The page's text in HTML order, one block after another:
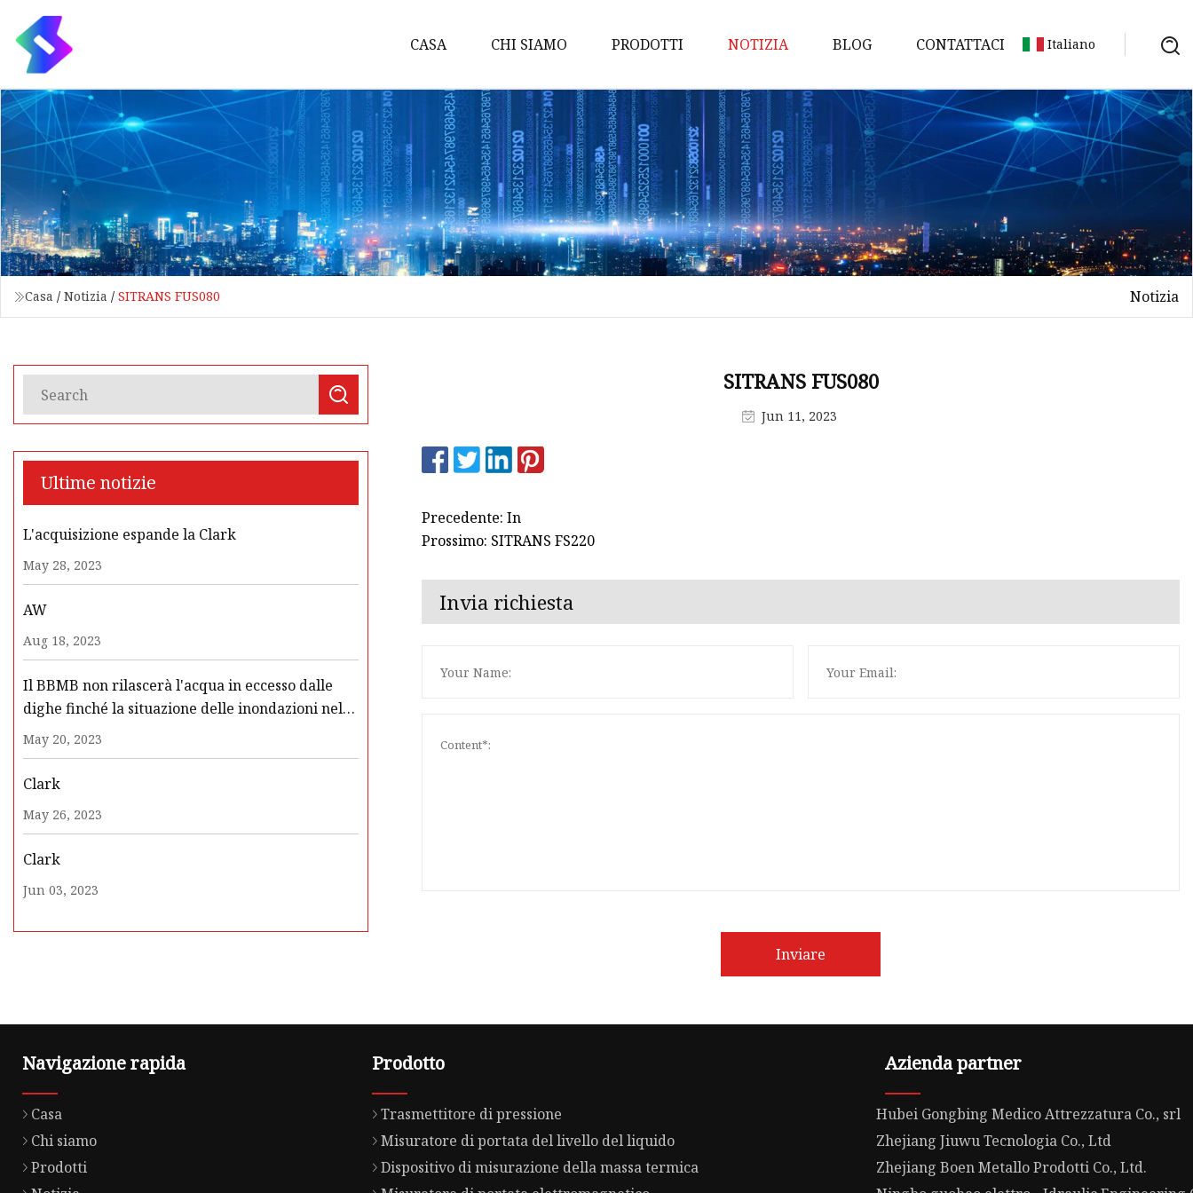
CASA CHI SIAMO PRODOTTI
Trasmettitore di pressione
Misuratore di portata del livello
del liquido
Dispositivo di misurazione della
massa termica
Misuratore di portata
elettromagnetico
Misuratore di portata
NOTIZIA BLOG CONTATTACI Italiano
Casa / Notizia / SITRANS FUS080 Notizia
Ultime notizie
L'acquisizione espande la Clark
May 28, 2023
AW
Aug 18, 2023
Il BBMB non rilascerà l'acqua in eccesso dalle
dighe finché la situazione delle inondazioni nel
Punjab e nell'Haryana non si sarà normalizzata:
The Tribune India
May 20, 2023
Clark
May 26, 2023
Clark
Jun 03, 2023
SITRANS FUS080
Jun 11, 2023
Precedente: In
Prossimo: SITRANS FS220
Invia richiesta
Inviare
Navigazione rapida
Casa
Chi siamo
Prodotti
Prodotto
Trasmettitore di pressione
Misuratore di portata del livello del liquido
Dispositivo di misurazione della massa termica
Azienda partner
Hubei Gongbing Medico Attrezzatura Co., srl
Zhejiang Jiuwu Tecnologia Co., Ltd
Zhejiang Boen Metallo Prodotti Co., Ltd.